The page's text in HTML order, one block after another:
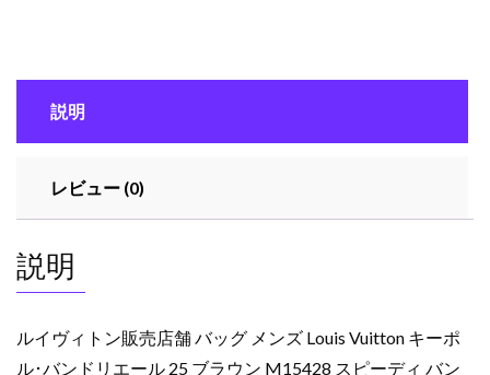
バ
メ
ズ
Louis
キ
説明
レビュー (0)
説明
ルイヴィトン販売店舗 バッグ メンズ Louis Vuitton キーポ
ル･バンドリエール 25 ブラウン M15428 スピーディ バン